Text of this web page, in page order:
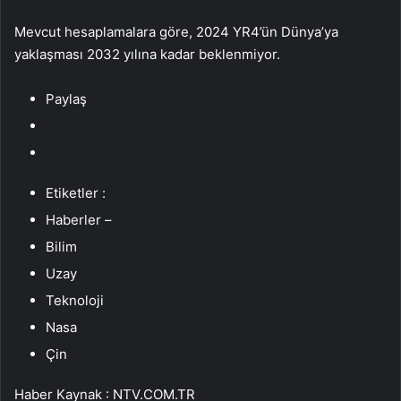
Mevcut hesaplamalara göre, 2024 YR4’ün Dünya’ya
yaklaşması 2032 yılına kadar beklenmiyor.
Paylaş
Etiketler :
Haberler –
Bilim
Uzay
Teknoloji
Nasa
Çin
Haber Kaynak : NTV.COM.TR